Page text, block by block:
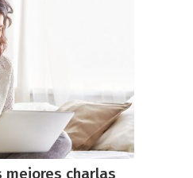
mejores charlas